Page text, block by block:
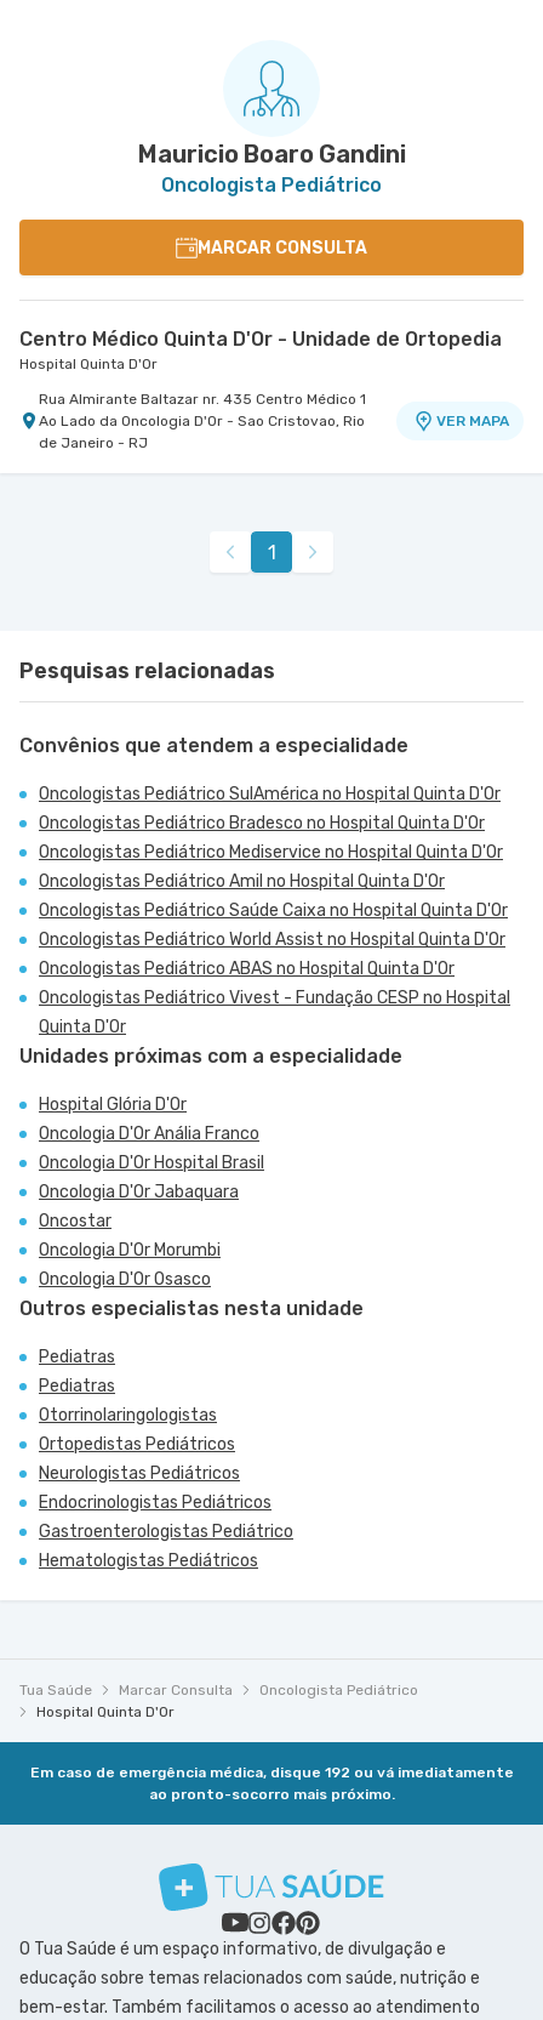
Mauricio Boaro Gandini
Oncologista Pediátrico
MARCAR CONSULTA
Centro Médico Quinta D'Or - Unidade de Ortopedia
Hospital Quinta D'Or
Rua Almirante Baltazar nr. 435 Centro Médico 1
Ao Lado da Oncologia D'Or - Sao Cristovao, Rio
de Janeiro - RJ
VER MAPA
1
Pesquisas relacionadas
Convênios que atendem a especialidade
Oncologistas Pediátrico SulAmérica no Hospital Quinta D'Or
Oncologistas Pediátrico Bradesco no Hospital Quinta D'Or
Oncologistas Pediátrico Mediservice no Hospital Quinta D'Or
Oncologistas Pediátrico Amil no Hospital Quinta D'Or
Oncologistas Pediátrico Saúde Caixa no Hospital Quinta D'Or
Oncologistas Pediátrico World Assist no Hospital Quinta D'Or
Oncologistas Pediátrico ABAS no Hospital Quinta D'Or
Oncologistas Pediátrico Vivest - Fundação CESP no Hospital
Quinta D'Or
Unidades próximas com a especialidade
Hospital Glória D'Or
Oncologia D'Or Anália Franco
Oncologia D'Or Hospital Brasil
Oncologia D'Or Jabaquara
Oncostar
Oncologia D'Or Morumbi
Oncologia D'Or Osasco
Outros especialistas nesta unidade
Pediatras
Pediatras
Otorrinolaringologistas
Ortopedistas Pediátricos
Neurologistas Pediátricos
Endocrinologistas Pediátricos
Gastroenterologistas Pediátrico
Hematologistas Pediátricos
Tua Saúde Marcar Consulta
Oncologista Pediátrico
Hospital Quinta D'Or
Em caso de emergência médica, disque 192 ou vá imediatamente
ao pronto-socorro mais próximo.
O Tua Saúde é um espaço informativo, de divulgação e
educação sobre temas relacionados com saúde, nutrição e
bem-estar. Também facilitamos o acesso ao atendimento